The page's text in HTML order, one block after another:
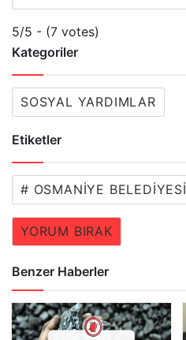
5/5 - (7 votes)
Kategoriler
SOSYAL YARDIMLAR
Etiketler
# OSMANIYE BELEDIYESI
YORUM BIRAK
Benzer Haberler